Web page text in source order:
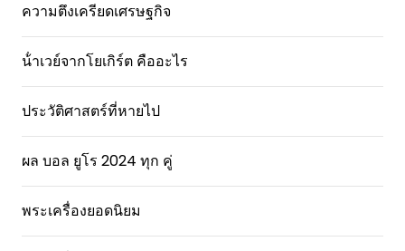
ความตึงเครียดเศรษฐกิจ
น้ําเวย์จากโยเกิร์ต คืออะไร
ประวัติศาสตร์ที่หายไป
ผล บอล ยูโร 2024 ทุก คู่
พระเครื่องยอดนิยม